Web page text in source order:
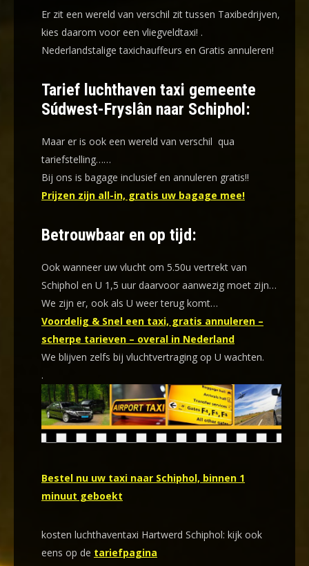
Er zit een wereld van verschil zit tussen Taxibedrijven,
kies daarom voor een vliegveldtaxi! .
Nederlandstalige taxichauffeurs en Gratis annuleren!
Tarief luchthaven taxi gemeente
Súdwest-Fryslân naar Schiphol:
Maar er is ook een wereld van verschil qua
tariefstelling……
Bij ons is bagage inclusief en annuleren gratis!!
Prijzen zijn all-in, gratis uw bagage mee!
Betrouwbaar en op tijd:
Ook wanneer uw vlucht om 5.50u vertrekt van
Schiphol en U 1,5 uur daarvoor aanwezig moet zijn…
We zijn er, ook als U weer terug komt…
Voordelig & Snel een taxi, gratis annuleren –
scherpe tarieven – overal in Nederland
We blijven zelfs bij vluchtvertraging op U wachten.
.
Bestel nu uw taxi naar Schiphol, binnen 1
minuut geboekt
kosten luchthaventaxi Hartwerd Schiphol: kijk ook
eens op de tariefpagina